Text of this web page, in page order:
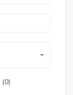
(0)